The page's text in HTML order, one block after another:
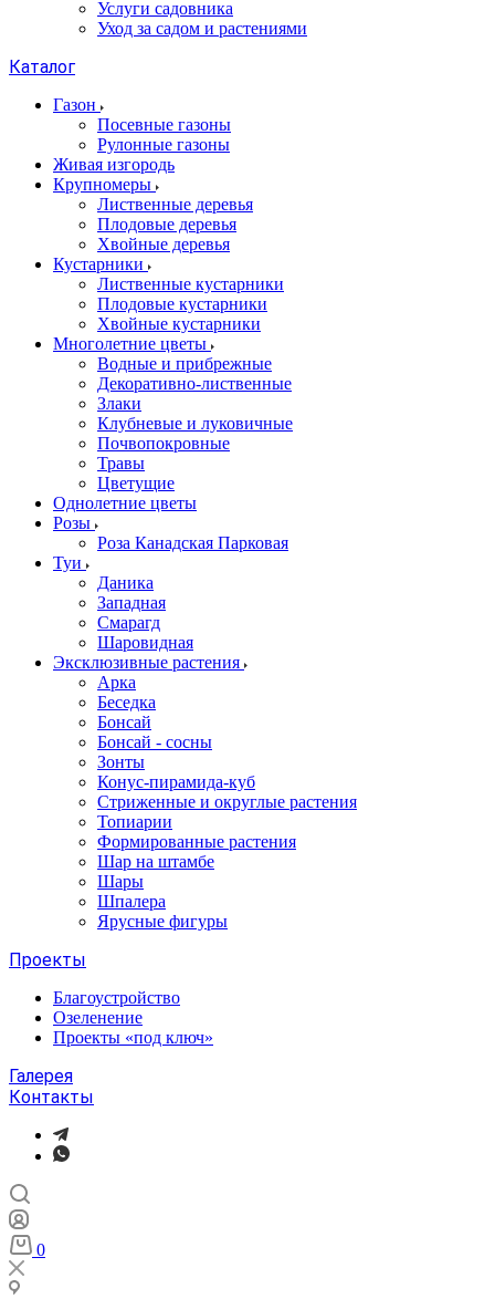
Услуги садовника
Уход за садом и растениями
Каталог
Газон
Посевные газоны
Рулонные газоны
Живая изгородь
Крупномеры
Лиственные деревья
Плодовые деревья
Хвойные деревья
Кустарники
Лиственные кустарники
Плодовые кустарники
Хвойные кустарники
Многолетние цветы
Водные и прибрежные
Декоративно-лиственные
Злаки
Клубневые и луковичные
Почвопокровные
Травы
Цветущие
Однолетние цветы
Розы
Роза Канадская Парковая
Туи
Даника
Западная
Смарагд
Шаровидная
Эксклюзивные растения
Арка
Беседка
Бонсай
Бонсай - сосны
Зонты
Конус-пирамида-куб
Стриженные и округлые растения
Топиарии
Формированные растения
Шар на штамбе
Шары
Шпалера
Ярусные фигуры
Проекты
Благоустройство
Озеленение
Проекты «под ключ»
Галерея
Контакты
0